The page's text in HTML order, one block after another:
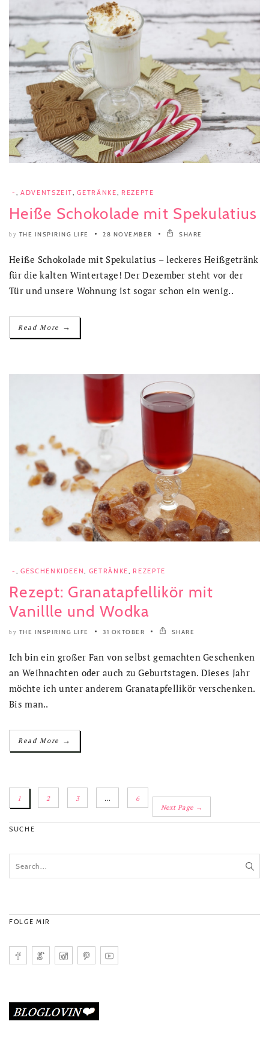
- ADVENTSZEIT ,GETRÄNKE REZEPTE
Heiße Schokolade mit Spekulatius
by THE INSPIRING LIFE 28 NOVEMBER SHARE
Heiße Schokolade mit Spekulatius – leckeres Heißgetränk
für die kalten Wintertage! Der Dezember steht vor der
Tür und unsere Wohnung ist sogar schon ein wenig..
Read More →
- , GESCHENKIDEEN, GETRÄNKE, REZEPTE
Rezept: Granatapfellikör mit
Vanillle und Wodka
by THE INSPIRING LIFE 31 OKTOBER SHARE
Ich bin ein großer Fan von selbst gemachten Geschenken
an Weihnachten oder auch zu Geburtstagen. Dieses Jahr
möchte ich unter anderem Granatapfellikör verschenken.
Bis man..
Read More →
1 2 3 …
6
Next Page →
SUCHE
FOLGE MIR